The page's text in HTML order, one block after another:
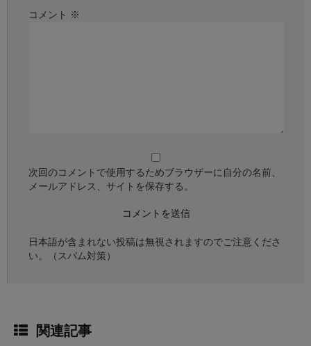
コメント ※
次回のコメントで使用するためブラウザーに自分の名前、
メールアドレス、サイトを保存する。
日本語が含まれない投稿は無視されますのでご注意くださ
い。（スパム対策）
関連記事